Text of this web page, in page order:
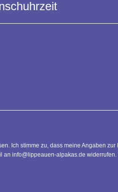
Ich stimme zu, dass meine Angaben
info@lippeauen-alpakas.de